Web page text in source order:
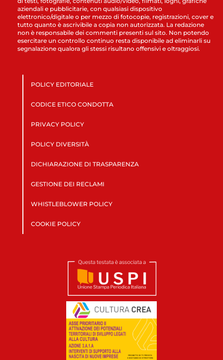
aziendali e pubblicitarie, con qualsiasi dispositivo
elettronico/digitale o per mezzo di fotocopie, registrazioni, cover e
tutto quanto è ascrivibile a copia non autorizzata. La redazione
non è responsabile dei commenti presenti sul sito. Non potendo
esercitare un controllo continuo resta disponibile ad eliminarli su
segnalazione qualora gli stessi risultano offensivi e oltraggiosi.
POLICY EDITORIALE
CODICE ETICO CONDOTTA
PRIVACY POLICY
POLICY DIVERSITÀ
DICHIARAZIONE DI TRASPARENZA
GESTIONE DEI RECLAMI
WHISTLEBLOWER POLICY
COOKIE POLICY